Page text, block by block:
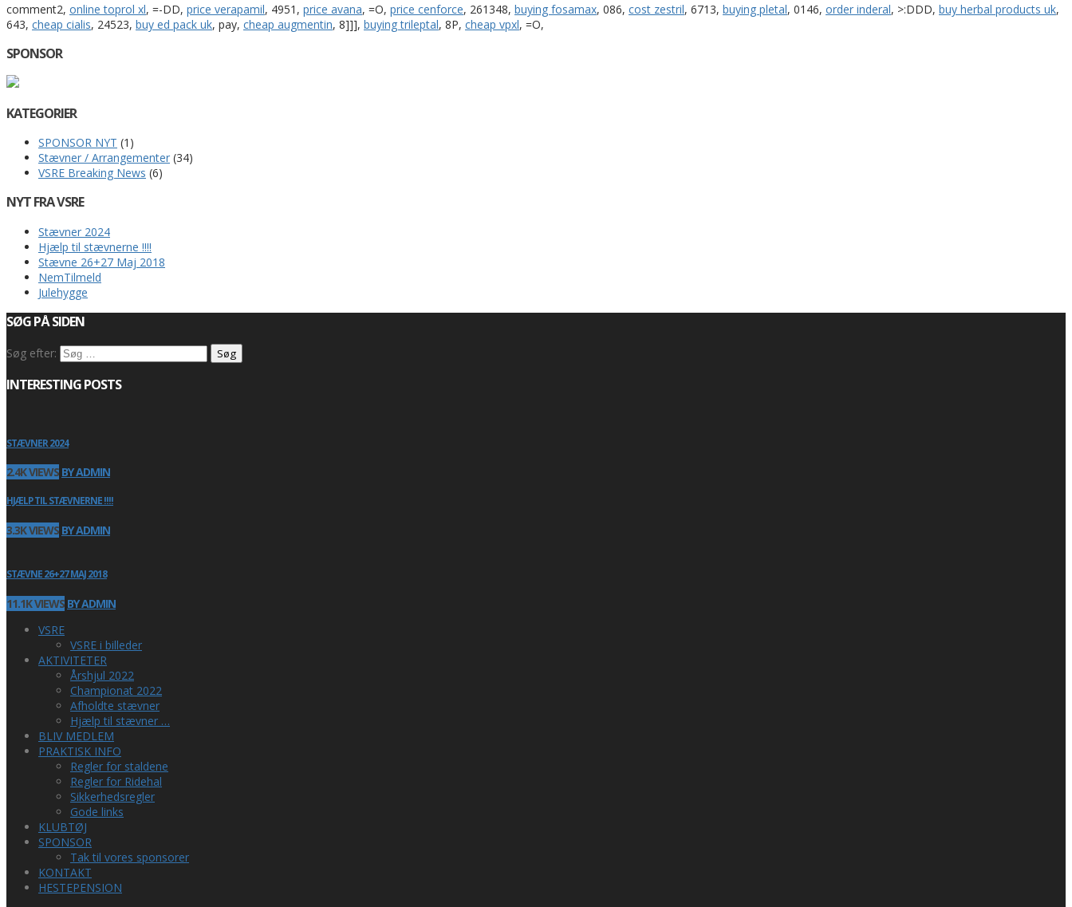
comment2, online toprol xl, =-DD, price verapamil, 4951, price avana, =O, price cenforce, 261348, buying fosamax, 086, cost zestril, 6713, buying pletal, 0146, order inderal, >:DDD, buy herbal products uk,
643, cheap cialis, 24523, buy ed pack uk, pay, cheap augmentin, 8]]], buying trileptal, 8P, cheap vpxl, =O,
SPONSOR
KATEGORIER
SPONSOR NYT (1)
Stævner / Arrangementer (34)
VSRE Breaking News (6)
NYT FRA VSRE
Stævner 2024
Hjælp til stævnerne !!!!
Stævne 26+27 Maj 2018
NemTilmeld
Julehygge
SØG PÅ SIDEN
Søg efter:
INTERESTING POSTS
STÆVNER 2024
2.4K VIEWS BY ADMIN
HJÆLP TIL STÆVNERNE !!!!
3.3K VIEWS BY ADMIN
STÆVNE 26+27 MAJ 2018
11.1K VIEWS BY ADMIN
VSRE
VSRE i billeder
AKTIVITETER
Årshjul 2022
Championat 2022
Afholdte stævner
Hjælp til stævner …
BLIV MEDLEM
PRAKTISK INFO
Regler for staldene
Regler for Ridehal
Sikkerhedsregler
Gode links
KLUBTØJ
SPONSOR
Tak til vores sponsorer
KONTAKT
HESTEPENSION